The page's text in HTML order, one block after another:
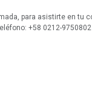
para asistirte en tu
+58 0212-9750802